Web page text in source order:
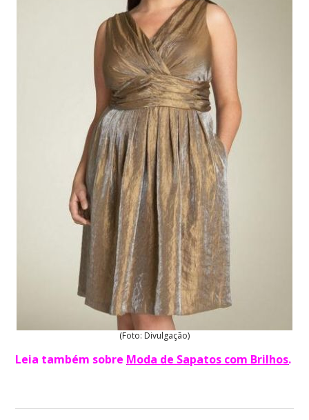
(Foto: Divulgação)
Leia também sobre Moda de Sapatos com Brilhos.